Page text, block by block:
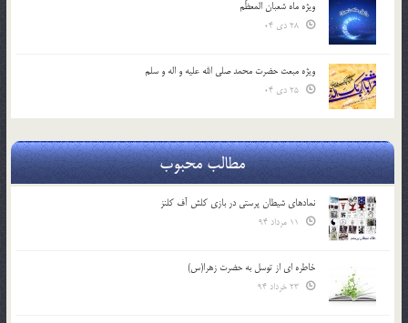
ویژه ماه شعبان المعظّم
ویژه مبعث حضرت محمد صلی الله علیه و اله و سلم
مطالب محبوب
نمادهای شیطان پرستی در بازی کلش آف کلنز
خاطره ای از توسل به حضرت زهرا(س)